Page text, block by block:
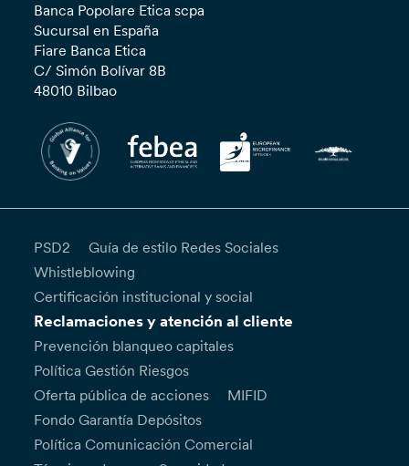
Banca Popolare Etica scpa
Sucursal en España
Fiare Banca Etica
C/ Simón Bolívar 8B
48010 Bilbao
PSD2
Guía de estilo Redes Sociales
Whistleblowing
Certificación institucional y social
Reclamaciones y atención al cliente
Prevención blanqueo capitales
Política Gestión Riesgos
Oferta pública de acciones
MIFID
Fondo Garantía Depósitos
Política Comunicación Comercial